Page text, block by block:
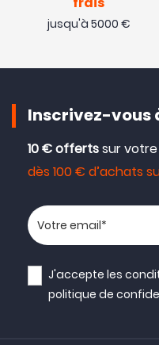
jusqu'à 5000 €
Inscrivez-vous
10 € offertssur
dès 100 € d’achats
Votre adresse email
J'accepte les
politique de